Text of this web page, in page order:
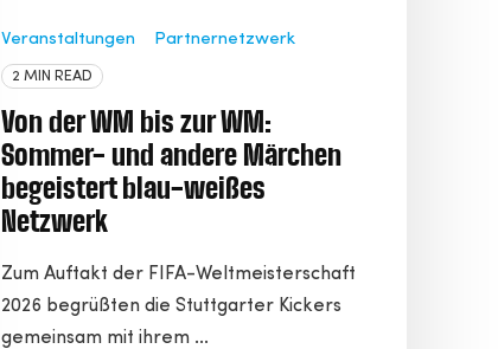
Veranstaltungen Partnernetzwerk
2 MIN READ
Von der WM bis zur WM:
Sommer- und andere Märchen
begeistert blau-weißes
Netzwerk
Zum Auftakt der FIFA-Weltmeisterschaft
2026 begrüßten die Stuttgarter Kickers
gemeinsam mit ihrem ...